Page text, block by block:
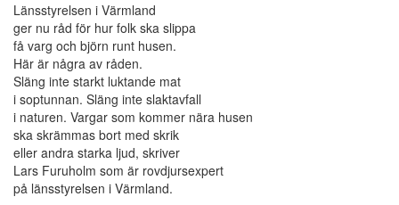
Länsstyrelsen i Värmland
ger nu råd för hur folk ska slippa
få varg och björn runt husen.
Här är några av råden.
Släng inte starkt luktande mat
i soptunnan. Släng inte slaktavfall
i naturen. Vargar som kommer nära husen
ska skrämmas bort med skrik
eller andra starka ljud, skriver
Lars Furuholm som är rovdjursexpert
på länsstyrelsen i Värmland.